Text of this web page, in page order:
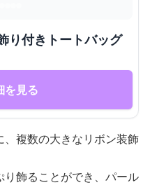
り付きトートバッグ
を見る
複数の大きなリボン装飾
飾ることができ、パール